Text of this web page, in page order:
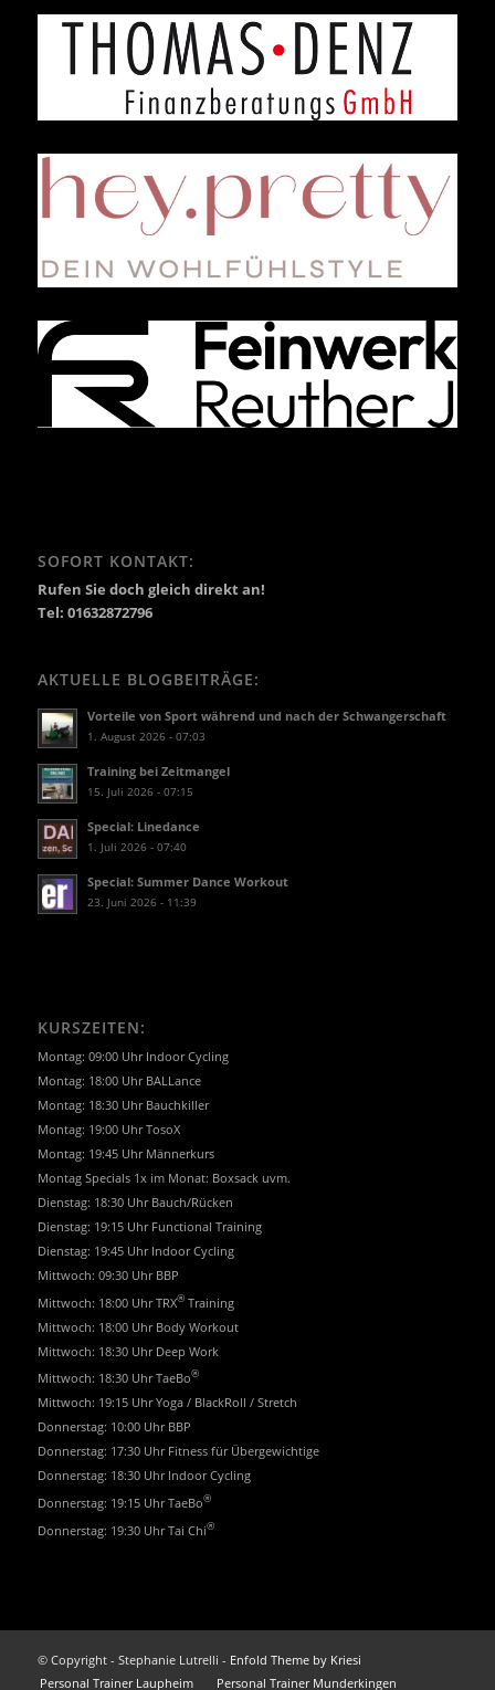
SOFORT KONTAKT:
Rufen Sie doch gleich direkt an!
Tel: 01632872796
AKTUELLE BLOGBEITRÄGE:
Vorteile von Sport während und nach der Schwangerschaft
1. August 2026 - 07:03
Training bei Zeitmangel
15. Juli 2026 - 07:15
Special: Linedance
1. Juli 2026 - 07:40
Special: Summer Dance Workout
23. Juni 2026 - 11:39
KURSZEITEN:
Montag: 09:00 Uhr Indoor Cycling
Montag: 18:00 Uhr BALLance
Montag: 18:30 Uhr Bauchkiller
Montag: 19:00 Uhr TosoX
Montag: 19:45 Uhr Männerkurs
Montag Specials 1x im Monat: Boxsack uvm.
Dienstag: 18:30 Uhr Bauch/Rücken
Dienstag: 19:15 Uhr Functional Training
Dienstag: 19:45 Uhr Indoor Cycling
Mittwoch: 09:30 Uhr BBP
Mittwoch: 18:00 Uhr TRX®Training
Mittwoch: 18:00 Uhr Body Workout
Mittwoch: 18:30 Uhr Deep Work
Mittwoch: 18:30 Uhr TaeBo®
Mittwoch: 19:15 Uhr Yoga / BlackRoll / Stretch
Donnerstag: 10:00 Uhr BBP
Donnerstag: 17:30 Uhr Fitness für Übergewichtige
Donnerstag: 18:30 Uhr Indoor Cycling
Donnerstag: 19:15 Uhr TaeBo®
Donnerstag: 19:30 Uhr Tai Chi®
© Copyright - Stephanie Lutrelli - Enfold Theme by Kriesi
Personal Trainer Laupheim
Personal Trainer Munderkingen